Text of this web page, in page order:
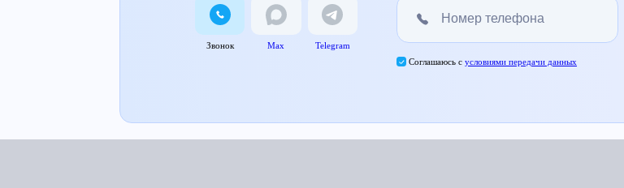
Звонок Max Telegram
Соглашаюсь с условиями передачи данных